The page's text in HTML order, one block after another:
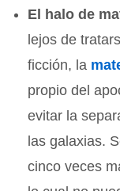
El halo de
lejos de
ficción, la
propio del
evitar la
las galaxias.
cinco veces